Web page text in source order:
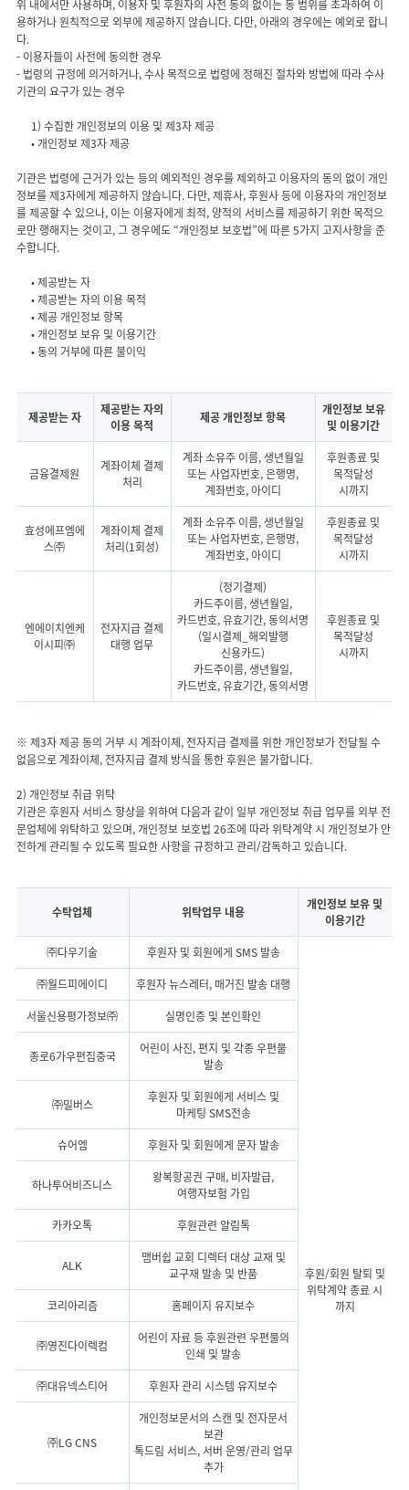
위 내에서만 사용하며, 이용자 및 후원자의 사전 동의 없이는 동 범위를 초과하여 이
용하거나 원칙적으로 외부에 제공하지 않습니다. 다만, 아래의 경우에는 예외로 합니
다.
- 이용자들이 사전에 동의한 경우
- 법령의 규정에 의거하거나, 수사 목적으로 법령에 정해진 절차와 방법에 따라 수사
기관의 요구가 있는 경우
1) 수집한 개인정보의 이용 및 제3자 제공
• 개인정보 제3자 제공
기관은 법령에 근거가 있는 등의 예외적인 경우를 제외하고 이용자의 동의 없이 개인
정보를 제3자에게 제공하지 않습니다. 다만, 제휴사, 후원사 등에 이용자의 개인정보
를 제공할 수 있으나, 이는 이용자에게 최적, 양적의 서비스를 제공하기 위한 목적으
로만 행해지는 것이고, 그 경우에도 “개인정보 보호법”에 따른 5가지 고지사항을 준
수합니다.
• 제공받는 자
• 제공받는 자의 이용 목적
• 제공 개인정보 항목
• 개인정보 보유 및 이용기간
제공받는 자
제공받는 자의
이용 목적
제공 개인정보 항목
개인정보 보유
및 이용기간
금융결제원
계좌이체 결제
처리
계좌 소유주 이름, 생년월일
또는 사업자번호, 은행명,
계좌번호, 아이디
후원종료 및
목적달성
시까지
효성에프엠에
스㈜
계좌이체 결제
처리(1회성)
계좌 소유주 이름, 생년월일
또는 사업자번호, 은행명,
계좌번호, 아이디
후원종료 및
목적달성
시까지
엔에이치엔케
이시피㈜
전자지급 결제
대행 업무
(정기결제)
카드주이름, 생년월일,
카드번호, 유효기간, 동의서명
(일시결제_해외발행
신용카드)
카드주이름, 생년월일,
카드번호, 유효기간, 동의서명
후원종료 및
목적달성
시까지
※ 제3자 제공 동의 거부 시 계좌이체, 전자지급 결제를 위한 개인정보가 전달될 수
없음으로 계좌이체, 전자지급 결제 방식을 통한 후원은 불가합니다.
2) 개인정보 취급 위탁
기관은 후원자 서비스 향상을 위하여 다음과 같이 일부 개인정보 취급 업무를 외부 전
문업체에 위탁하고 있으며, 개인정보 보호법 26조에 따라 위탁계약 시 개인정보가 안
전하게 관리될 수 있도록 필요한 사항을 규정하고 관리/감독하고 있습니다.
수탁업체 위탁업무 내용
개인정보 보유 및
이용기간
㈜다우기술
후원자 및 회원에게 SMS 발송
후원/회원 탈퇴 및
위탁계약 종료 시
까지
㈜월드피에이디
후원자 뉴스레터, 매거진 발송 대행
서울신용평가정보㈜
실명인증 및 본인확인
종로6가우편집중국
어린이 사진, 편지 및 각종 우편물
발송
㈜밀버스
후원자 및 회원에게 서비스 및
마케팅 SMS전송
슈어엠
후원자 및 회원에게 문자 발송
하나투어비즈니스
왕복항공권 구매, 비자발급,
여행자보험 가입
카카오톡
후원관련 알림톡
ALK
맴버쉽 교회 디렉터 대상 교재 및
교구재 발송 및 반품
코리아리즘
홈페이지 유지보수
㈜영진다이렉컴
어린이 자료 등 후원관련 우편물의
인쇄 및 발송
㈜대유넥스티어
후원자 관리 시스템 유지보수
㈜LG CNS
개인정보문서의 스캔 및 전자문서
보관
톡드림 서비스, 서버 운영/관리 업무
추가